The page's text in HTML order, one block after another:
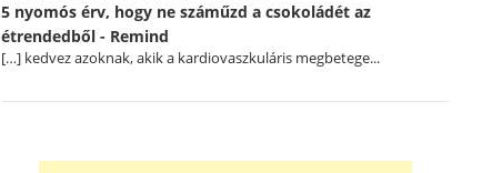
5 nyomós érv, hogy ne száműzd a csokoládét az
étrendedből - Remind
[…] kedvez azoknak, akik a kardiovaszkuláris megbetege...